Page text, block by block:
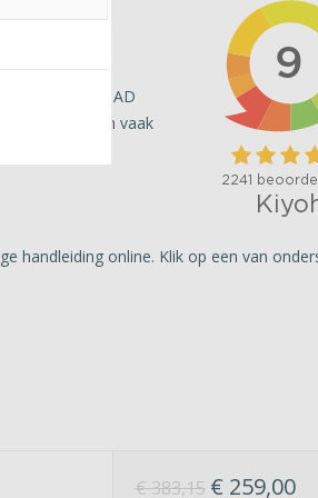
dan nodig. MAD
fietsen vaak
handleiding online. Klik op een van
€383,15 € 259,00